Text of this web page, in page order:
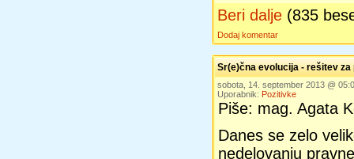
Beri dalje (835
Dodaj komentar
Sr(e)čna evolucija - rešitev
sobota, 14. september 2013 @
Uporabnik: Pozitivke
Piše: mag. Agata
Danes se zelo
nedelovanju